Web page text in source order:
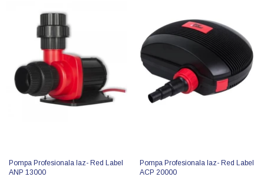
Pompa Profesionala Iaz- Red Label
ANP 13000
Pompa Profesionala Iaz- Red Label
ACP 20000